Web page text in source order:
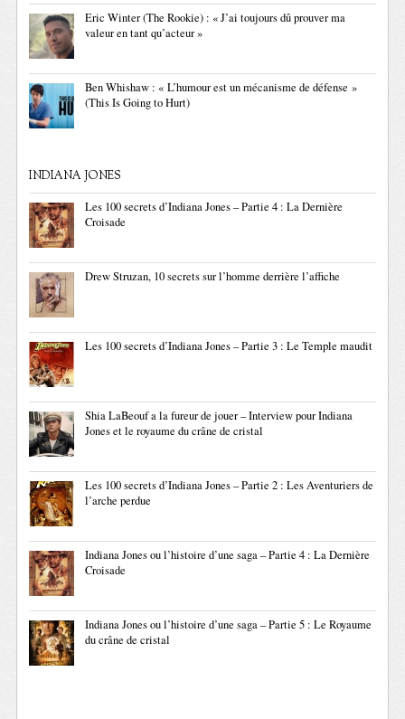
Eric Winter (The Rookie) : « J’ai toujours dû prouver ma
valeur en tant qu’acteur »
Ben Whishaw : « L’humour est un mécanisme de défense »
(This Is Going to Hurt)
INDIANA JONES
Les 100 secrets d’Indiana Jones – Partie 4 : La Dernière
Croisade
Drew Struzan, 10 secrets sur l’homme derrière l’affiche
Les 100 secrets d’Indiana Jones – Partie 3 : Le Temple maudit
Shia LaBeouf a la fureur de jouer – Interview pour Indiana
Jones et le royaume du crâne de cristal
Les 100 secrets d’Indiana Jones – Partie 2 : Les Aventuriers de
l’arche perdue
Indiana Jones ou l’histoire d’une saga – Partie 4 : La Dernière
Croisade
Indiana Jones ou l’histoire d’une saga – Partie 5 : Le Royaume
du crâne de cristal